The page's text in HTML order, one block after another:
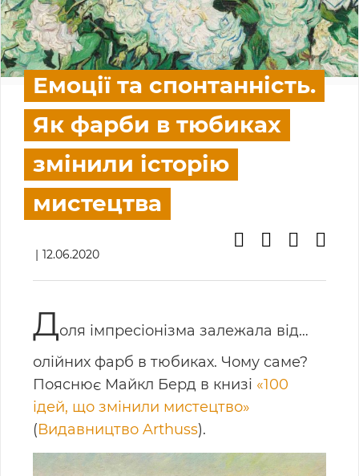
Емоції та спонтанність.
Як фарби в тюбиках
змінили історію
мистецтва
12.06.2020
Доля імпресіонізма залежала від…
олійних фарб в тюбиках. Чому саме?
Пояснює Майкл Берд в книзі «100
ідей, що змінили мистецтво»
(Видавництво Arthuss).